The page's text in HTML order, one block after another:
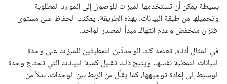
بسيطة يمكن أن تستخدمها الميزات للوصول إلى الموارد المطلوبة
وتحميلها من طبقة البيانات. بهذه الطريقة، يمكنك الحفاظ على مستوى
اقتران منخفض وعدم انتهاك مبدأ المصدر الواحد.
في المثال أدناه، تعتمد كلتا الوحدتَين النمطيتَين للميزات على وحدة
البيانات النمطية نفسها. ويتيح ذلك تقليل كمية البيانات التي تحتاج وحدة
الوسيط إلى إعادة توجيهها، كما يقلّل من الربط بين الوحدات. بدلاً من